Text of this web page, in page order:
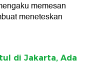
memesan
meneteskan
di Jakarta, Ada